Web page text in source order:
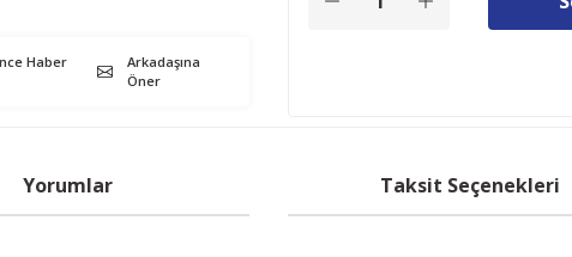
Haber
Arkadaşına
Öner
Yorumlar Taksit Seçenekleri